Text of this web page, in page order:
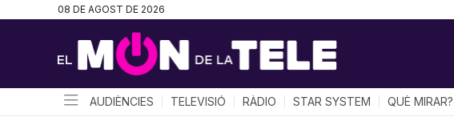
08 DE AGOST DE 2026
AUDIÈNCIES TELEVISIÓ RÀDIO STAR SYSTEM QUÈ MIRAR?